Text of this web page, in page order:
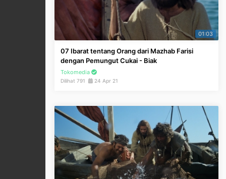
01:03
07 Ibarat tentang Orang dari Mazhab Farisi
dengan Pemungut Cukai - Biak
Tokomedia
Dilihat 791 24 Apr 21